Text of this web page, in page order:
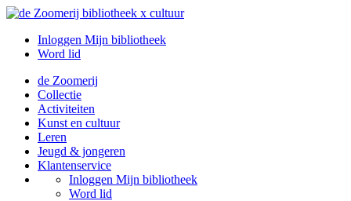
Inloggen Mijn bibliotheek
Word lid
de Zoomerij
Collectie
Activiteiten
Kunst en cultuur
Leren
Jeugd & jongeren
Klantenservice
Inloggen Mijn bibliotheek
Word lid